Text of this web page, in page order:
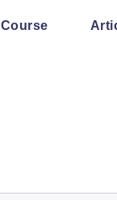
Course